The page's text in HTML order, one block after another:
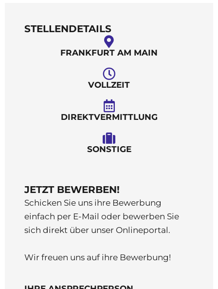
STELLENDETAILS
FRANKFURT AM MAIN
VOLLZEIT
DIREKTVERMITTLUNG
SONSTIGE
JETZT BEWERBEN!
Schicken Sie uns ihre Bewerbung
einfach per E-Mail oder bewerben Sie
sich direkt über unser Onlineportal.
Wir freuen uns auf ihre Bewerbung!